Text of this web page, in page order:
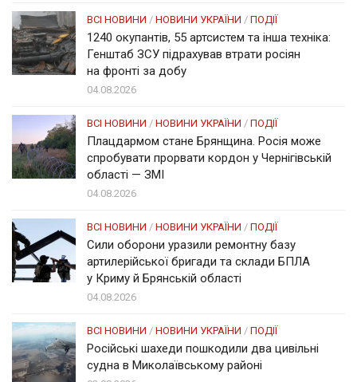
ВСІ НОВИНИ / НОВИНИ УКРАЇНИ / ПОДІЇ
1240 окупантів, 55 артсистем та інша техніка:
Генштаб ЗСУ підрахував втрати росіян
на фронті за добу
04.08.2026
ВСІ НОВИНИ / НОВИНИ УКРАЇНИ / ПОДІЇ
Плацдармом стане Брянщина. Росія може
спробувати прорвати кордон у Чернігівській
області — ЗМІ
04.08.2026
ВСІ НОВИНИ / НОВИНИ УКРАЇНИ / ПОДІЇ
Сили оборони уразили ремонтну базу
артилерійської бригади та склади БПЛА
у Криму й Брянській області
04.08.2026
ВСІ НОВИНИ / НОВИНИ УКРАЇНИ / ПОДІЇ
Російські шахеди пошкодили два цивільні
судна в Миколаївському районі